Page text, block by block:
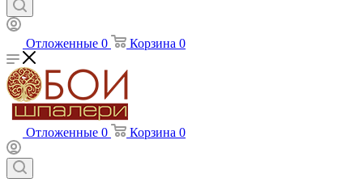
Отложенные 0 Корзина 0
Отложенные 0 Корзина 0